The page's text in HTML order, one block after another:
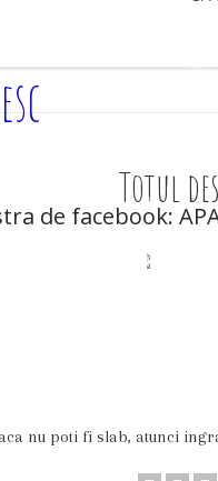
de facebook:
Totul
nu poti fi slab, atunci